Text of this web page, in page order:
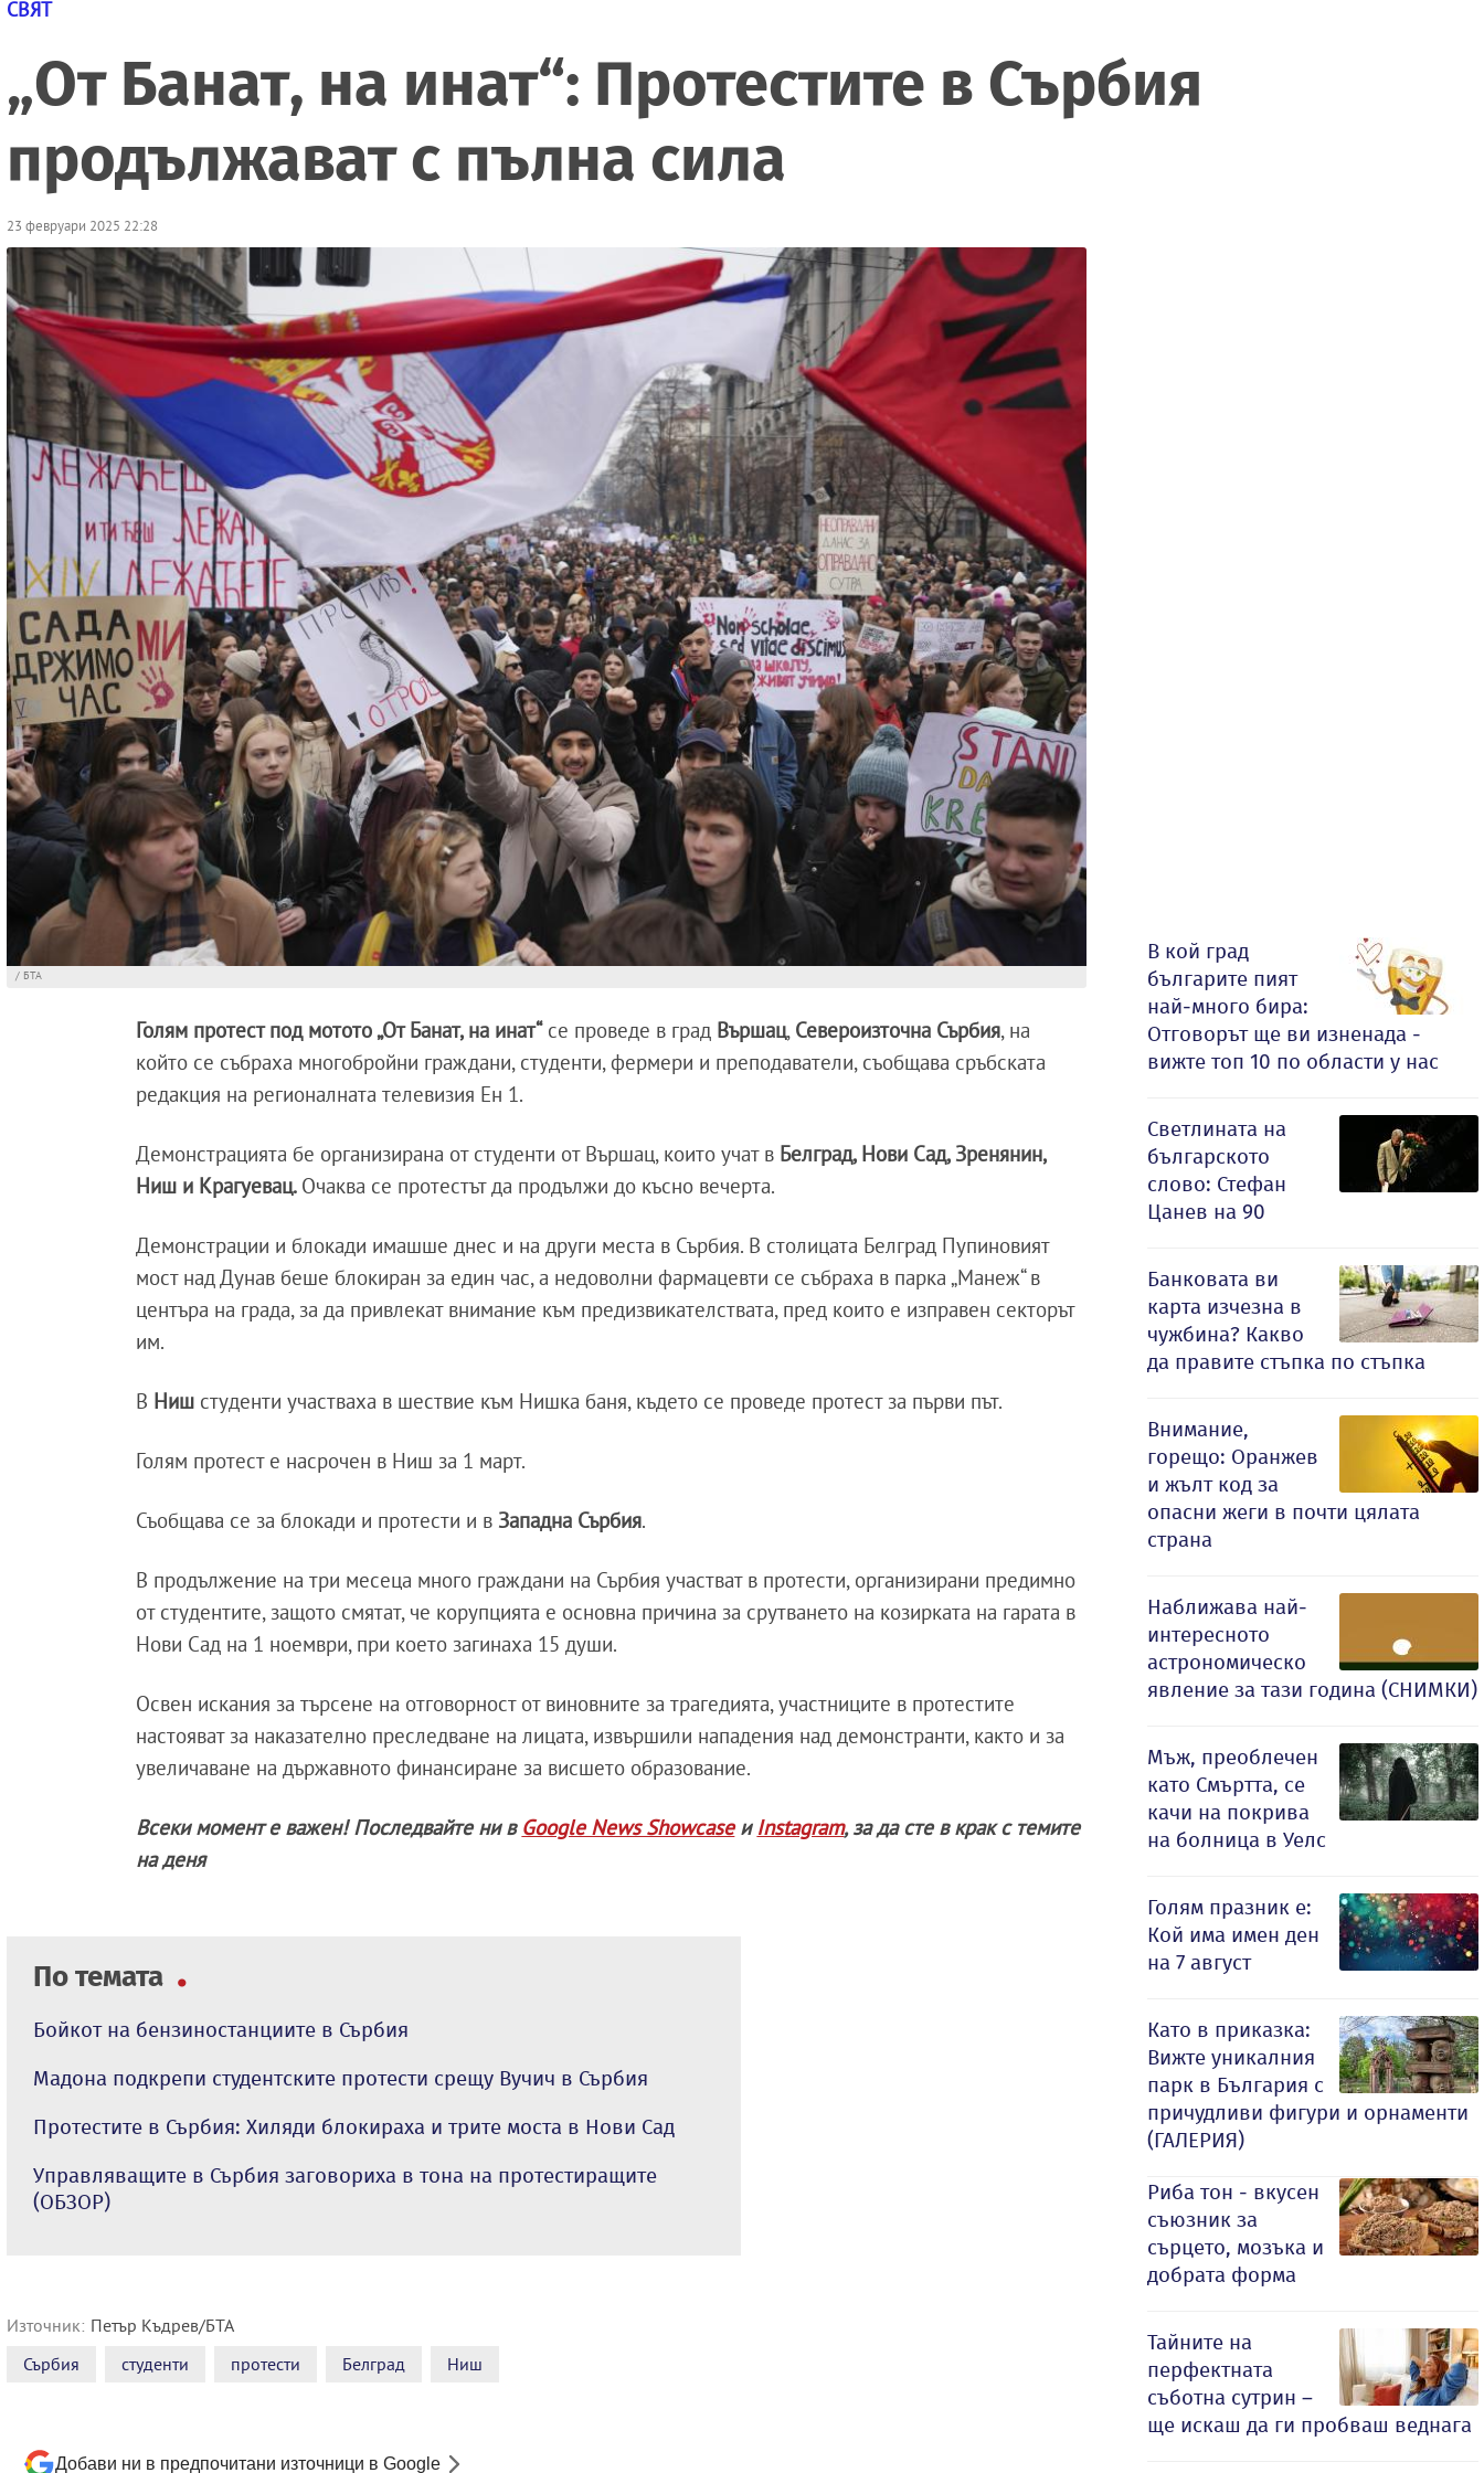
СВЯТ
„От Банат, на инат“: Протестите в Сърбия
продължават с пълна сила
23 февруари 2025 22:28
/ БТА
Голям протест под мотото „От Банат, на инат“се проведе в град Вършац, Североизточна Сърбия, на
който се събраха многобройни граждани, студенти, фермери и преподаватели, съобщава сръбската
редакция на регионалната телевизия Ен 1.
Демонстрацията бе организирана от студенти от Вършац, които учат в Белград, Нови Сад, Зренянин,
Ниш и Крагуевац. Очаква се протестът да продължи до късно вечерта.
Демонстрации и блокади имашше днес и на други места в Сърбия. В столицата Белград Пупиновият
мост над Дунав беше блокиран за един час, а недоволни фармацевти се събраха в парка „Манеж“ в
центъра на града, за да привлекат внимание към предизвикателствата, пред които е изправен секторът
им.
В Ниш студенти участваха в шествие към Нишка баня, където се проведе протест за първи път.
Голям протест е насрочен в Ниш за 1 март.
Съобщава се за блокади и протести и в Западна Сърбия.
В продължение на три месеца много граждани на Сърбия участват в протести, организирани предимно
от студентите, защото смятат, че корупцията е основна причина за срутването на козирката на гарата в
Нови Сад на 1 ноември, при което загинаха 15 души.
Освен искания за търсене на отговорност от виновните за трагедията, участниците в протестите
настояват за наказателно преследване на лицата, извършили нападения над демонстранти, както и за
увеличаване на държавното финансиране за висшето образование.
Всеки момент е важен! Последвайте ни в Google News Showcaseи Instagram, за да сте в крак с темите
на деня
По темата
Бойкот на бензиностанциите в Сърбия
Мадона подкрепи студентските протести срещу Вучич в Сърбия
Протестите в Сърбия: Хиляди блокираха и трите моста в Нови Сад
Управляващите в Сърбия заговориха в тона на протестиращите
(ОБЗОР)
Източник: Петър Къдрев/БТА
Сърбия
студенти протести Белград Ниш
Добави ни в предпочитани източници в Google
В кой град
българите пият
най-много бира:
Отговорът ще ви изненада -
вижте топ 10 по области у нас
Светлината на
българското
слово: Стефан
Цанев на 90
Банковата ви
карта изчезна в
чужбина? Какво
да правите стъпка по стъпка
Внимание,
горещо: Оранжев
и жълт код за
опасни жеги в почти цялата
страна
Наближава най-
интересното
астрономическо
явление за тази година (СНИМКИ)
Мъж, преоблечен
като Смъртта, се
качи на покрива
на болница в Уелс
Голям празник е:
Кой има имен ден
на 7 август
Като в приказка:
Вижте уникалния
парк в България с
причудливи фигури и орнаменти
(ГАЛЕРИЯ)
Риба тон - вкусен
съюзник за
сърцето, мозъка и
добрата форма
Тайните на
перфектната
съботна сутрин –
ще искаш да ги пробваш веднага